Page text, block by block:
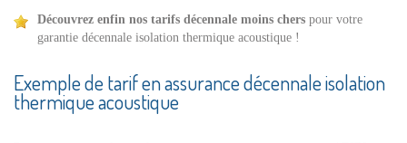
Découvrez enfin nos tarifs décennale moins chers pour votre
garantie décennale isolation thermique acoustique !
Exemple de tarif en assurance décennale isolation
thermique acoustique